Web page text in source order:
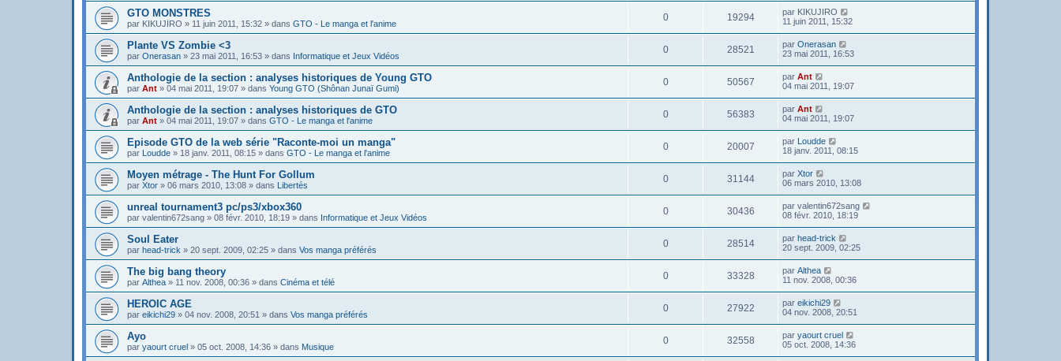
GTO MONSTRES
par KIKUJIRO » 11 juin 2011, 15:32 » dans GTO - Le manga et l'anime
0 19294 par KIKUJIRO
11 juin 2011, 15:32
Plante VS Zombie <3
par Onerasan » 23 mai 2011, 16:53 » dans Informatique et Jeux Vidéos
0 28521 par Onerasan
23 mai 2011, 16:53
Anthologie de la section : analyses historiques de Young GTO
par Ant » 04 mai 2011, 19:07 » dans Young GTO (Shônan Junaï Gumi)
0 50567 par Ant
04 mai 2011, 19:07
Anthologie de la section : analyses historiques de GTO
par Ant » 04 mai 2011, 19:07 » dans GTO - Le manga et l'anime
0 56383 par Ant
04 mai 2011, 19:07
Episode GTO de la web série "Raconte-moi un manga"
par Loudde » 18 janv. 2011, 08:15 » dans GTO - Le manga et l'anime
0 20007 par Loudde
18 janv. 2011, 08:15
Moyen métrage - The Hunt For Gollum
par Xtor » 06 mars 2010, 13:08 » dans Libertés
0 31144 par Xtor
06 mars 2010, 13:08
unreal tournament3 pc/ps3/xbox360
par valentin672sang » 08 févr. 2010, 18:19 » dans Informatique et Jeux Vidéos
0 30436 par valentin672sang
08 févr. 2010, 18:19
Soul Eater
par head-trick » 20 sept. 2009, 02:25 » dans Vos manga préférés
0 28514 par head-trick
20 sept. 2009, 02:25
The big bang theory
par Althea » 11 nov. 2008, 00:36 » dans Cinéma et télé
0 33328 par Althea
11 nov. 2008, 00:36
HEROIC AGE
par eikichi29 » 04 nov. 2008, 20:51 » dans Vos manga préférés
0 27922 par eikichi29
04 nov. 2008, 20:51
Ayo
par yaourt cruel » 05 oct. 2008, 14:36 » dans Musique
0 32558 par yaourt cruel
05 oct. 2008, 14:36